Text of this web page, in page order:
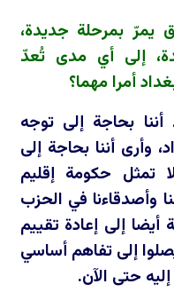
يمرّ بمرحلة جديدة،
إلى أي مدى تُعدّ
أمرا مهما؟
بحاجة إلى توجه
وأرى أننا بحاجة إلى
تمثل حكومة إقليم
وأصدقاءنا في الحزب
أيضا إلى إعادة تقييم
إلى تفاهم أساسي
حتى الآن.